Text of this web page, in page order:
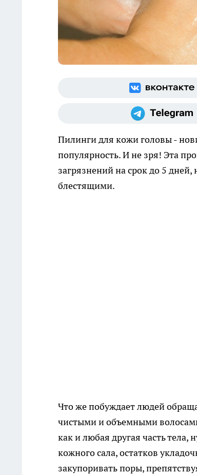
Пилинги для кожи головы -
популярность. И не зря! Эта
загрязнений на срок до 5
блестящими.
Что же побуждает людей
чистыми и объемными
как и любая другая часть тела,
кожного сала, остатков
закупоривать поры,